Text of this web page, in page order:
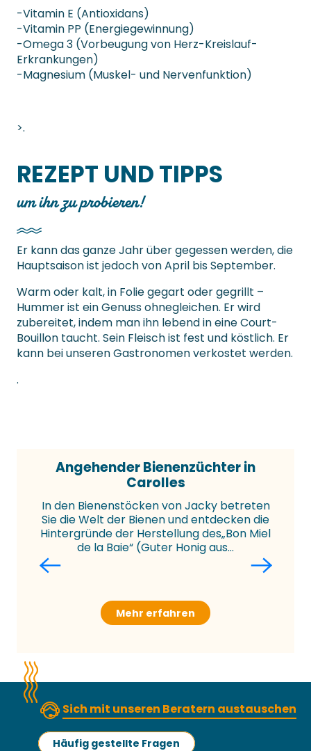
-Vitamin E (Antioxidans)
-Vitamin PP (Energiegewinnung)
-Omega 3 (Vorbeugung von Herz-Kreislauf-
Erkrankungen)
-Magnesium (Muskel- und Nervenfunktion)
>.
REZEPT UND TIPPS
um ihn zu probieren!
Er kann das ganze Jahr über gegessen werden, die
Hauptsaison ist jedoch von April bis September.
Warm oder kalt, in Folie gegart oder gegrillt –
Hummer ist ein Genuss ohnegleichen. Er wird
zubereitet, indem man ihn lebend in eine Court-
Bouillon taucht. Sein Fleisch ist fest und köstlich. Er
kann bei unseren Gastronomen verkostet werden.
.
Angehender Bienenzüchter in
Carolles
In den Bienenstöcken von Jacky betreten
Sie die Welt der Bienen und entdecken die
Hintergründe der Herstellung des„Bon Miel
de la Baie“ (Guter Honig aus...
Mehr erfahren
Sich mit unseren Beratern austauschen
Häufig gestellte Fragen